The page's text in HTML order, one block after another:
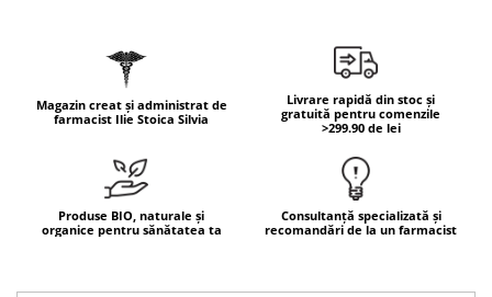
Protecție Solară
Creme SPF față
Uleiuri bronzare
After Sun
Maca
Miere de Manuka
Magazin creat și administrat de
farmacist Ilie Stoica Silvia
Livrare rapidă din stoc și
gratuită pentru comenzile
>299.90 de lei
Produse BIO, naturale și
organice pentru sănătatea ta
Consultanță specializată și
recomandări de la un farmacist